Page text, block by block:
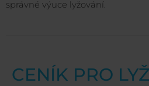
správné výuce lyžování.
CENÍK PRO